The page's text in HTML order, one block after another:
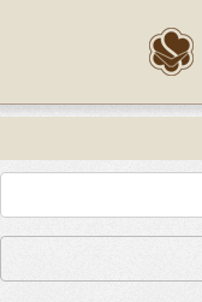
Epostanız (*)